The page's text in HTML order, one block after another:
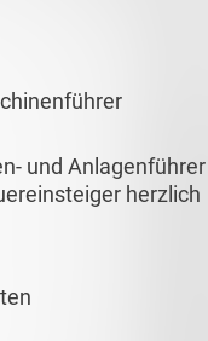
und Anlagenführer
herzlich